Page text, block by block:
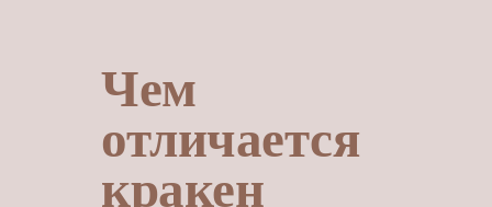
Чем
отличается
кракен